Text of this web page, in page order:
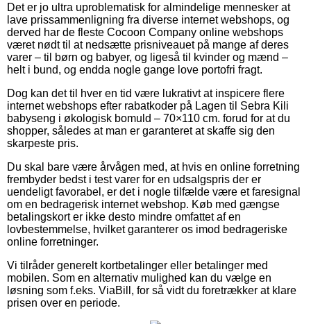
Det er jo ultra uproblematisk for almindelige mennesker at
lave prissammenligning fra diverse internet webshops, og
derved har de fleste Cocoon Company online webshops
været nødt til at nedsætte prisniveauet på mange af deres
varer – til børn og babyer, og ligeså til kvinder og mænd –
helt i bund, og endda nogle gange love portofri fragt.
Dog kan det til hver en tid være lukrativt at inspicere flere
internet webshops efter rabatkoder på Lagen til Sebra Kili
babyseng i økologisk bomuld – 70×110 cm. forud for at du
shopper, således at man er garanteret at skaffe sig den
skarpeste pris.
Du skal bare være årvågen med, at hvis en online forretning
frembyder bedst i test varer for en udsalgspris der er
uendeligt favorabel, er det i nogle tilfælde være et faresignal
om en bedragerisk internet webshop. Køb med gængse
betalingskort er ikke desto mindre omfattet af en
lovbestemmelse, hvilket garanterer os imod bedrageriske
online forretninger.
Vi tilråder generelt kortbetalinger eller betalinger med
mobilen. Som en alternativ mulighed kan du vælge en
løsning som f.eks. ViaBill, for så vidt du foretrækker at klare
prisen over en periode.